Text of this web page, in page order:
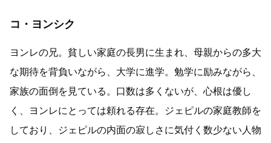
コ・ヨンシク
ヨンレの兄。貧しい家庭の長男に生まれ、母親からの多大
な期待を背負いながら、大学に進学。勉学に励みながら、
家族の面倒を見ている。口数は多くないが、心根は優し
く、ヨンレにとっては頼れる存在。ジェピルの家庭教師を
しており、ジェピルの内面の寂しさに気付く数少ない人物